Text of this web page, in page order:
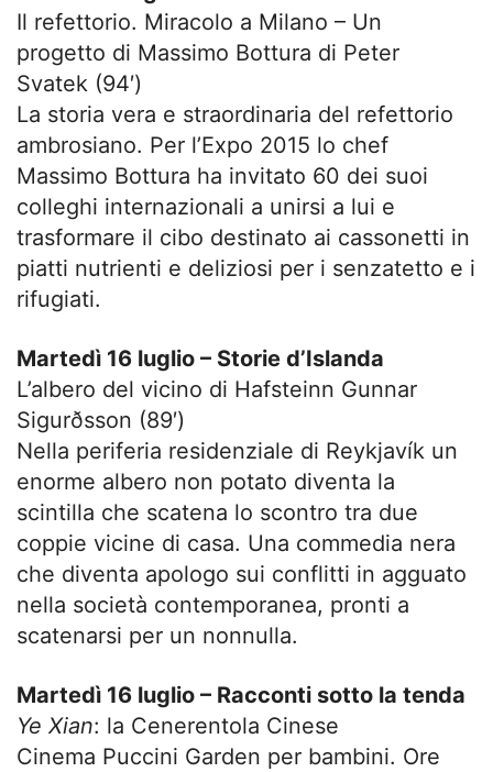
Il refettorio. Miracolo a Milano – Un
progetto di Massimo Bottura di Peter
Svatek (94′)
La storia vera e straordinaria del refettorio
ambrosiano. Per l’Expo 2015 lo chef
Massimo Bottura ha invitato 60 dei suoi
colleghi internazionali a unirsi a lui e
trasformare il cibo destinato ai cassonetti in
piatti nutrienti e deliziosi per i senzatetto e i
rifugiati.
Martedì 16 luglio – Storie d’Islanda
L’albero del vicino di Hafsteinn Gunnar
Sigurðsson (89′)
Nella periferia residenziale di Reykjavík un
enorme albero non potato diventa la
scintilla che scatena lo scontro tra due
coppie vicine di casa. Una commedia nera
che diventa apologo sui conflitti in agguato
nella società contemporanea, pronti a
scatenarsi per un nonnulla.
Martedì 16 luglio – Racconti sotto la tenda
Ye Xian: la Cenerentola Cinese
Cinema Puccini Garden per bambini. Ore